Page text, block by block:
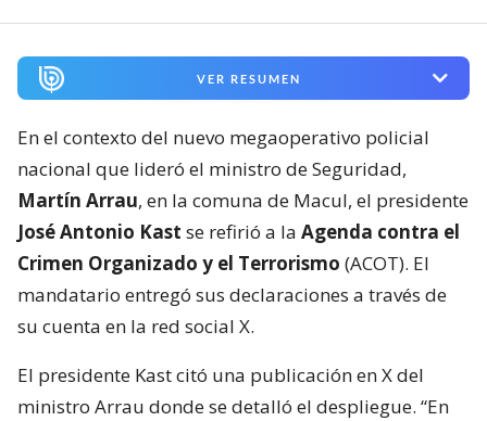
VER RESUMEN
En el contexto del nuevo megaoperativo policial
nacional que lideró el ministro de Seguridad,
Martín Arrau, en la comuna de Macul, el presidente
José Antonio Kast se refirió a la Agenda contra el
Crimen Organizado y el Terrorismo (ACOT). El
mandatario entregó sus declaraciones a través de
su cuenta en la red social X.
El presidente Kast citó una publicación en X del
ministro Arrau donde se detalló el despliegue. “En